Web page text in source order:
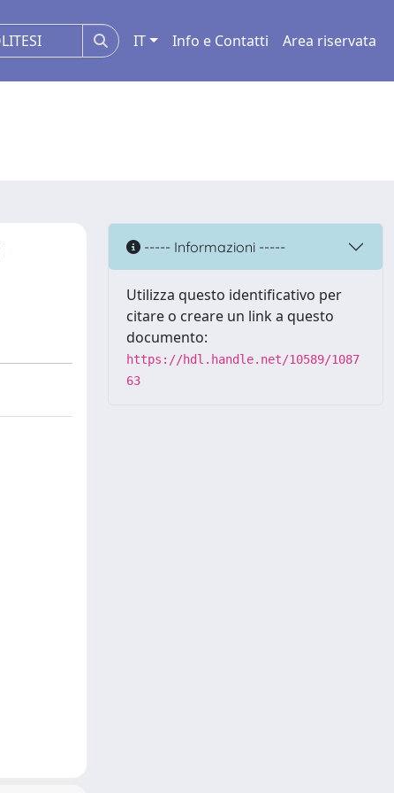
IT Info e Contatti Area riservata
----- Informazioni -----
Utilizza questo identificativo per
citare o creare un link a questo
documento:
https://hdl.handle.net/10589/1087
63